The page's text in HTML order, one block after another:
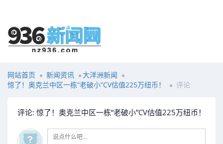
网站首页 新闻资讯
大洋洲新闻
惊了！奥克兰中区一栋“老破小”CV估值225万纽币！
评论
评论: 惊了！奥克兰中区一栋“老破小”CV估值225万纽币！